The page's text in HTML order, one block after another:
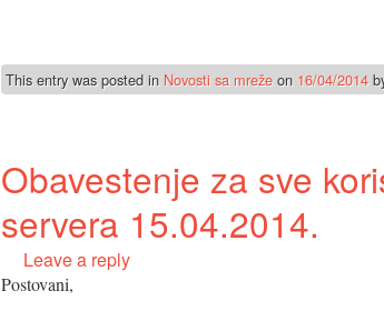
This entry was posted in Novosti sa mreže on 16/04/2014
Obavestenje za sve
servera 15.04.2014.
Leave a reply
Postovani,